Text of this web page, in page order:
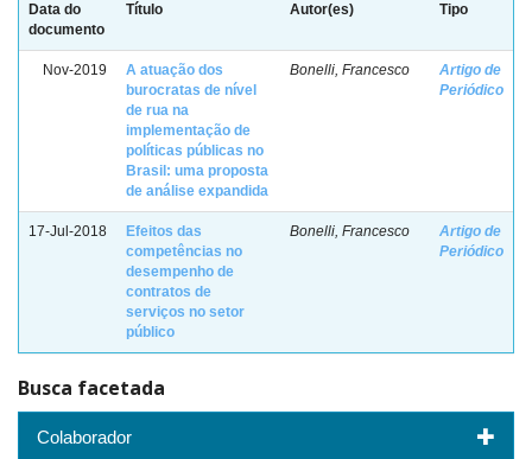
Data do
documento
Título Autor(es) Tipo
Nov-2019
A atuação dos
burocratas de nível
de rua na
implementação de
políticas públicas no
Brasil: uma proposta
de análise expandida
Bonelli, Francesco
Artigo de
Periódico
17-Jul-2018
Efeitos das
competências no
desempenho de
contratos de
serviços no setor
público
Bonelli, Francesco
Artigo de
Periódico
Busca facetada
Colaborador